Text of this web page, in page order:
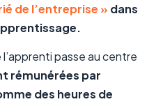
de l’entreprise » dans
passe au centre
rémunérées par
des heures de